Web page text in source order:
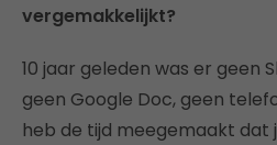
vergemakkelijkt?
10 jaar geleden was er geen
geen Google Doc, geen
heb de tijd meegemaakt dat